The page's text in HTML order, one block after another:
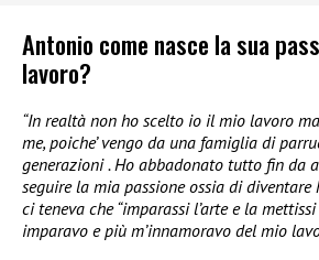
Antonio come nasce la sua
lavoro?
“In realtà non ho scelto io il mio lavoro
me, poiche’ vengo da una famiglia di
generazioni . Ho abbadonato tutto fin da
seguire la mia passione ossia di
ci teneva che “imparassi l’arte e la
imparavo e più m’innamoravo del mio